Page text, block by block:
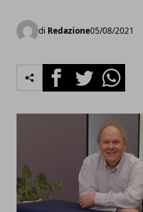
di Redazione05/08/2021
FacebookTwitterWhatsapp